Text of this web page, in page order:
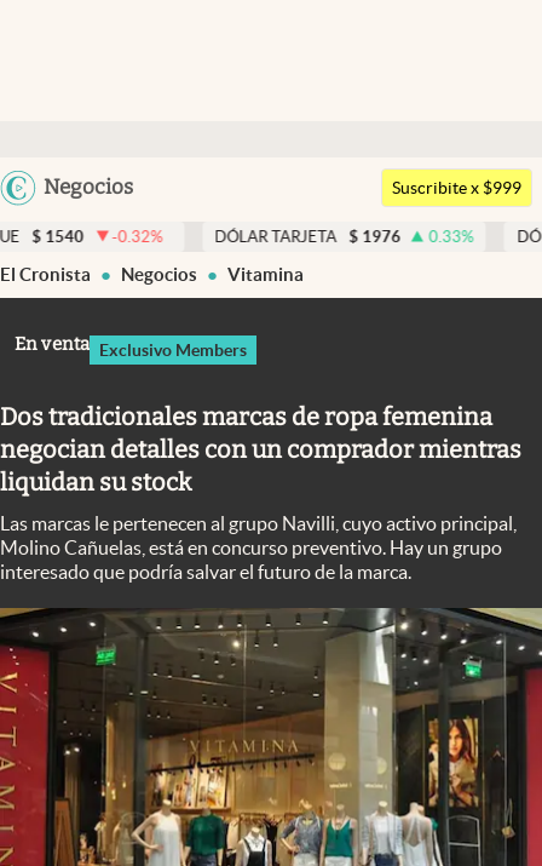
Argentina
Negocios
Members
Economía y Política
Finanzas y Mercados
Columnistas
Otras secciones
Infotechnology
Clima
Mundial 2026
Eventos Corporativos
El Cronista Studio
Mediakit
Suscribite x $999
-0.32% DÓLAR TARJETA $ 1976 0.33% DÓLAR MEP $
El Cronista Negocios Vitamina
En venta Exclusivo Members
Dos tradicionales marcas de ropa femenina
negocian detalles con un comprador mientras
liquidan su stock
Las marcas le pertenecen al grupo Navilli, cuyo activo principal,
Molino Cañuelas, está en concurso preventivo. Hay un grupo
interesado que podría salvar el futuro de la marca.